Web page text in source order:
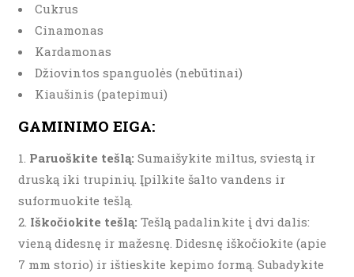
Cukrus
Cinamonas
Kardamonas
Džiovintos spanguolės (nebūtinai)
Kiaušinis (patepimui)
GAMINIMO EIGA:
Paruoškite tešlą: Sumaišykite miltus, sviestą ir
druską iki trupinių. Įpilkite šalto vandens ir
suformuokite tešlą.
Iškočiokite tešlą: Tešlą padalinkite į dvi dalis:
vieną didesnę ir mažesnę. Didesnę iškočiokite (apie
7 mm storio) ir ištieskite kepimo formą. Subadykite